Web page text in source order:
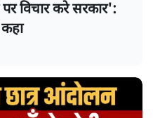
विचार करे सरकार':